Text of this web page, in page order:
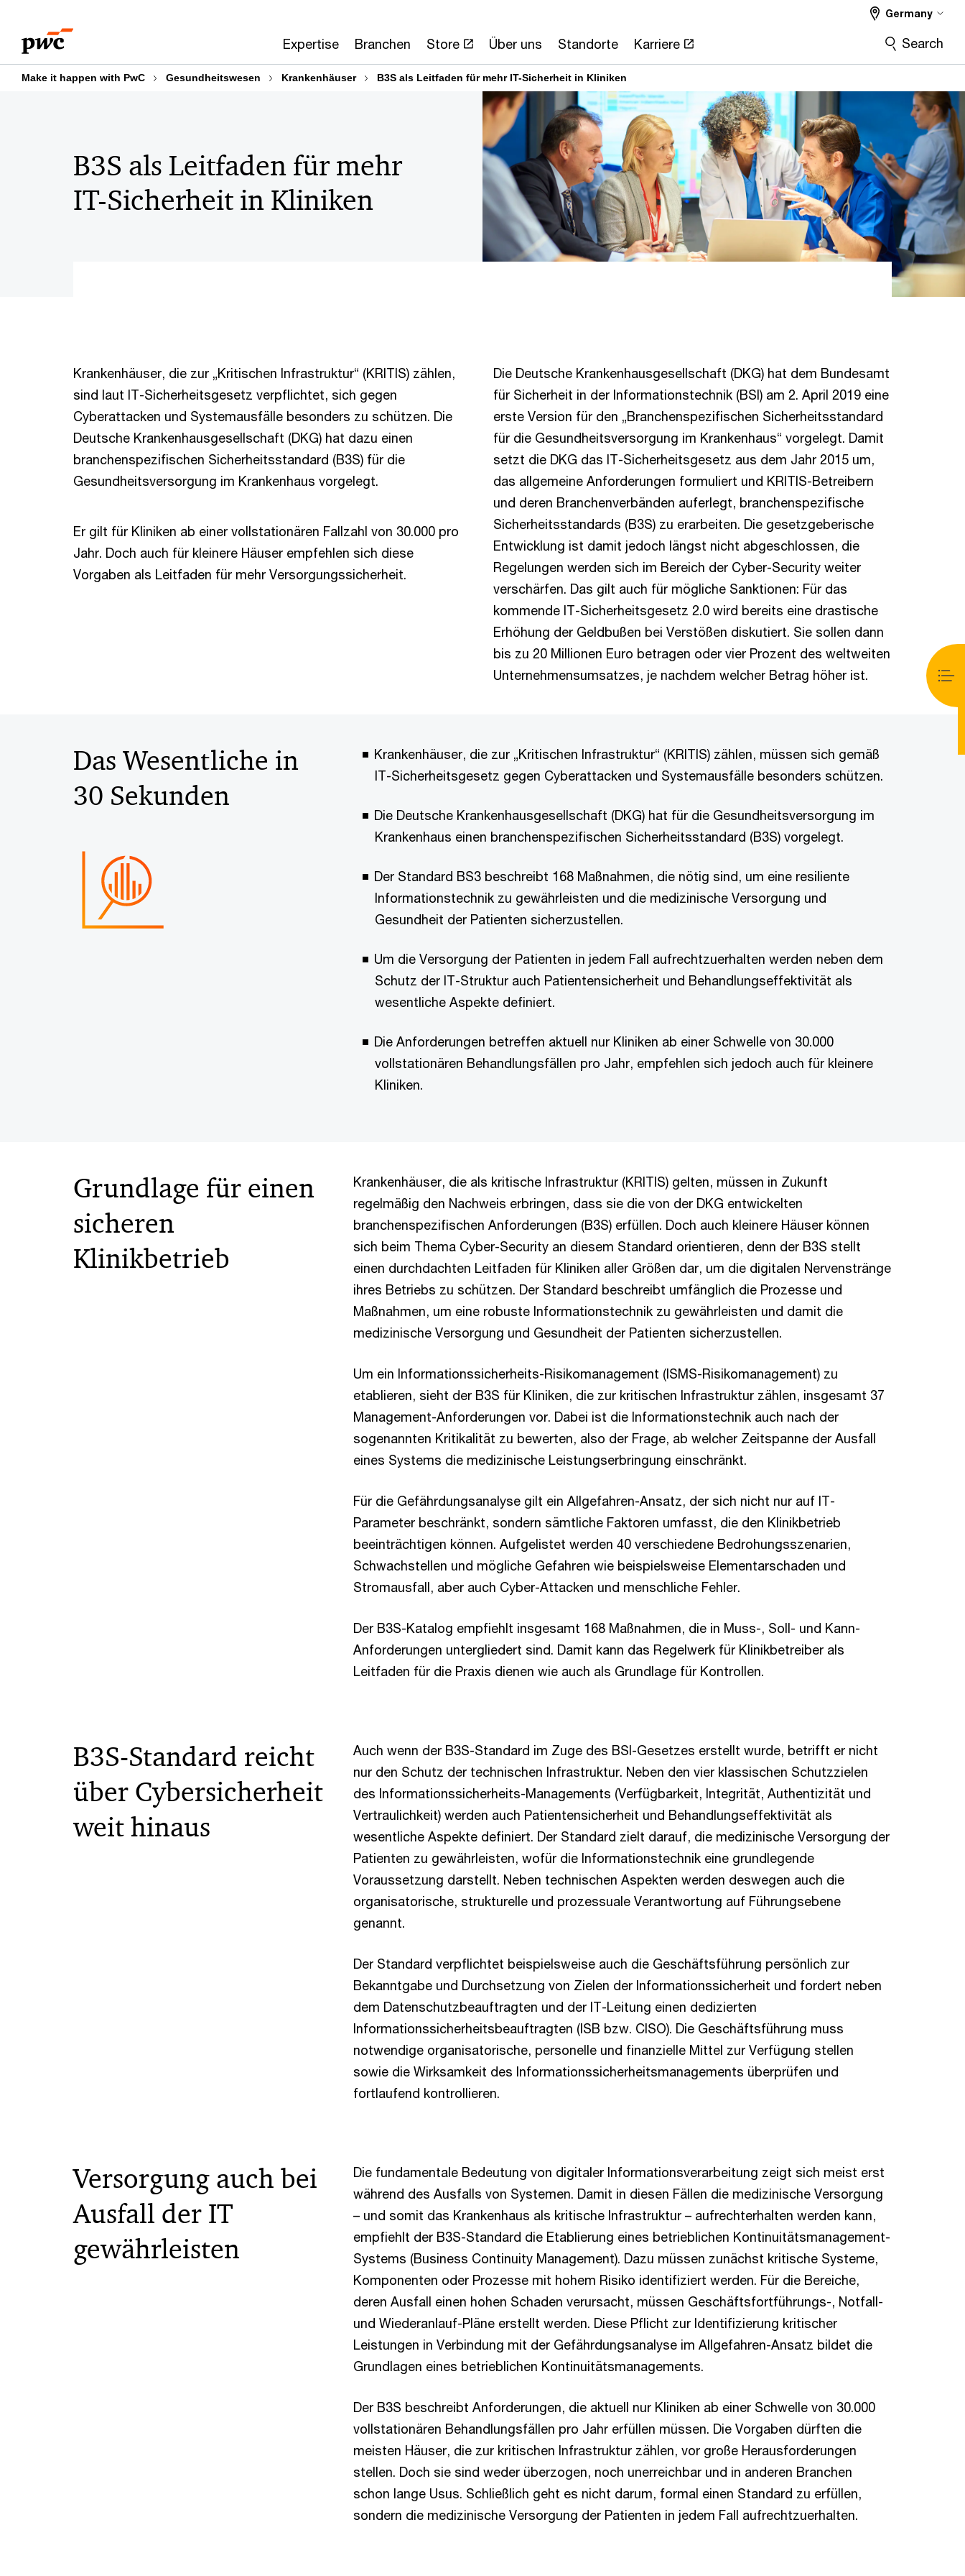
content
footer
Expertise Branchen Store Über uns Standorte Karriere
Germany
Search
Make it happen with PwC Gesundheitswesen Krankenhäuser B3S als Leitfaden für mehr IT-Sicherheit in Kliniken
B3S als Leitfaden für mehr
IT-Sicherheit in Kliniken
Krankenhäuser, die zur „Kritischen Infrastruktur“ (KRITIS) zählen,
sind laut IT-Sicherheitsgesetz verpflichtet, sich gegen
Cyberattacken und Systemausfälle besonders zu schützen. Die
Deutsche Krankenhausgesellschaft (DKG) hat dazu einen
branchenspezifischen Sicherheitsstandard (B3S) für die
Gesundheitsversorgung im Krankenhaus vorgelegt.
Er gilt für Kliniken ab einer vollstationären Fallzahl von 30.000 pro
Jahr. Doch auch für kleinere Häuser empfehlen sich diese
Vorgaben als Leitfaden für mehr Versorgungssicherheit.
Die Deutsche Krankenhausgesellschaft (DKG) hat dem Bundesamt
für Sicherheit in der Informationstechnik (BSI) am 2. April 2019 eine
erste Version für den „Branchenspezifischen Sicherheitsstandard
für die Gesundheitsversorgung im Krankenhaus“ vorgelegt. Damit
setzt die DKG das IT-Sicherheitsgesetz aus dem Jahr 2015 um,
das allgemeine Anforderungen formuliert und KRITIS-Betreibern
und deren Branchenverbänden auferlegt, branchenspezifische
Sicherheitsstandards (B3S) zu erarbeiten. Die gesetzgeberische
Entwicklung ist damit jedoch längst nicht abgeschlossen, die
Regelungen werden sich im Bereich der Cyber-Security weiter
verschärfen. Das gilt auch für mögliche Sanktionen: Für das
kommende IT-Sicherheitsgesetz 2.0 wird bereits eine drastische
Erhöhung der Geldbußen bei Verstößen diskutiert. Sie sollen dann
bis zu 20 Millionen Euro betragen oder vier Prozent des weltweiten
Unternehmensumsatzes, je nachdem welcher Betrag höher ist.
Das Wesentliche in
30 Sekunden
Krankenhäuser, die zur „Kritischen Infrastruktur“ (KRITIS) zählen, müssen sich gemäß
IT-Sicherheitsgesetz gegen Cyberattacken und Systemausfälle besonders schützen.
Die Deutsche Krankenhausgesellschaft (DKG) hat für die Gesundheitsversorgung im
Krankenhaus einen branchenspezifischen Sicherheitsstandard (B3S) vorgelegt.
Der Standard BS3 beschreibt 168 Maßnahmen, die nötig sind, um eine resiliente
Informationstechnik zu gewährleisten und die medizinische Versorgung und
Gesundheit der Patienten sicherzustellen.
Um die Versorgung der Patienten in jedem Fall aufrechtzuerhalten werden neben dem
Schutz der IT-Struktur auch Patientensicherheit und Behandlungseffektivität als
wesentliche Aspekte definiert.
Die Anforderungen betreffen aktuell nur Kliniken ab einer Schwelle von 30.000
vollstationären Behandlungsfällen pro Jahr, empfehlen sich jedoch auch für kleinere
Kliniken.
Grundlage für einen
sicheren
Klinikbetrieb
Krankenhäuser, die als kritische Infrastruktur (KRITIS) gelten, müssen in Zukunft
regelmäßig den Nachweis erbringen, dass sie die von der DKG entwickelten
branchenspezifischen Anforderungen (B3S) erfüllen. Doch auch kleinere Häuser können
sich beim Thema Cyber-Security an diesem Standard orientieren, denn der B3S stellt
einen durchdachten Leitfaden für Kliniken aller Größen dar, um die digitalen Nervenstränge
ihres Betriebs zu schützen. Der Standard beschreibt umfänglich die Prozesse und
Maßnahmen, um eine robuste Informationstechnik zu gewährleisten und damit die
medizinische Versorgung und Gesundheit der Patienten sicherzustellen.
Um ein Informationssicherheits-Risikomanagement (ISMS-Risikomanagement) zu
etablieren, sieht der B3S für Kliniken, die zur kritischen Infrastruktur zählen, insgesamt 37
Management-Anforderungen vor. Dabei ist die Informationstechnik auch nach der
sogenannten Kritikalität zu bewerten, also der Frage, ab welcher Zeitspanne der Ausfall
eines Systems die medizinische Leistungserbringung einschränkt.
Für die Gefährdungsanalyse gilt ein Allgefahren-Ansatz, der sich nicht nur auf IT-
Parameter beschränkt, sondern sämtliche Faktoren umfasst, die den Klinikbetrieb
beeinträchtigen können. Aufgelistet werden 40 verschiedene Bedrohungsszenarien,
Schwachstellen und mögliche Gefahren wie beispielsweise Elementarschaden und
Stromausfall, aber auch Cyber-Attacken und menschliche Fehler.
Der B3S-Katalog empfiehlt insgesamt 168 Maßnahmen, die in Muss-, Soll- und Kann-
Anforderungen untergliedert sind. Damit kann das Regelwerk für Klinikbetreiber als
Leitfaden für die Praxis dienen wie auch als Grundlage für Kontrollen.
B3S-Standard reicht
über Cybersicherheit
weit hinaus
Auch wenn der B3S-Standard im Zuge des BSI-Gesetzes erstellt wurde, betrifft er nicht
nur den Schutz der technischen Infrastruktur. Neben den vier klassischen Schutzzielen
des Informationssicherheits-Managements (Verfügbarkeit, Integrität, Authentizität und
Vertraulichkeit) werden auch Patientensicherheit und Behandlungseffektivität als
wesentliche Aspekte definiert. Der Standard zielt darauf, die medizinische Versorgung der
Patienten zu gewährleisten, wofür die Informationstechnik eine grundlegende
Voraussetzung darstellt. Neben technischen Aspekten werden deswegen auch die
organisatorische, strukturelle und prozessuale Verantwortung auf Führungsebene
genannt.
Der Standard verpflichtet beispielsweise auch die Geschäftsführung persönlich zur
Bekanntgabe und Durchsetzung von Zielen der Informationssicherheit und fordert neben
dem Datenschutzbeauftragten und der IT-Leitung einen dedizierten
Informationssicherheitsbeauftragten (ISB bzw. CISO). Die Geschäftsführung muss
notwendige organisatorische, personelle und finanzielle Mittel zur Verfügung stellen
sowie die Wirksamkeit des Informationssicherheitsmanagements überprüfen und
fortlaufend kontrollieren.
Versorgung auch bei
Ausfall der IT
gewährleisten
Die fundamentale Bedeutung von digitaler Informationsverarbeitung zeigt sich meist erst
während des Ausfalls von Systemen. Damit in diesen Fällen die medizinische Versorgung
– und somit das Krankenhaus als kritische Infrastruktur – aufrechterhalten werden kann,
empfiehlt der B3S-Standard die Etablierung eines betrieblichen Kontinuitätsmanagement-
Systems (Business Continuity Management). Dazu müssen zunächst kritische Systeme,
Komponenten oder Prozesse mit hohem Risiko identifiziert werden. Für die Bereiche,
deren Ausfall einen hohen Schaden verursacht, müssen Geschäftsfortführungs-, Notfall-
und Wiederanlauf-Pläne erstellt werden. Diese Pflicht zur Identifizierung kritischer
Leistungen in Verbindung mit der Gefährdungsanalyse im Allgefahren-Ansatz bildet die
Grundlagen eines betrieblichen Kontinuitätsmanagements.
Der B3S beschreibt Anforderungen, die aktuell nur Kliniken ab einer Schwelle von 30.000
vollstationären Behandlungsfällen pro Jahr erfüllen müssen. Die Vorgaben dürften die
meisten Häuser, die zur kritischen Infrastruktur zählen, vor große Herausforderungen
stellen. Doch sie sind weder überzogen, noch unerreichbar und in anderen Branchen
schon lange Usus. Schließlich geht es nicht darum, formal einen Standard zu erfüllen,
sondern die medizinische Versorgung der Patienten in jedem Fall aufrechtzuerhalten.